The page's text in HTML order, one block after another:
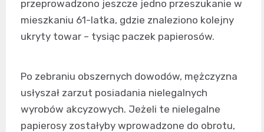
przeprowadzono jeszcze jedno przeszukanie w
mieszkaniu 61-latka, gdzie znaleziono kolejny
ukryty towar – tysiąc paczek papierosów.
Po zebraniu obszernych dowodów, mężczyzna
usłyszał zarzut posiadania nielegalnych
wyrobów akcyzowych. Jeżeli te nielegalne
papierosy zostałyby wprowadzone do obrotu,